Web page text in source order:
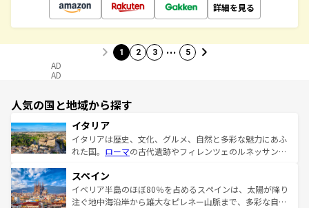
詳細を見る
1 2 3 … 5
AD
AD
人気の国と地域から探す
イタリア
イタリアは歴史、文化、グルメ、自然と多彩な魅力にあふ
れた国。 ローマの古代遺跡やフィレンツェのルネッサンス
ろん、トスカーナの美しい田園風景やアマルフィ海岸の絶
景など、自然景観も見逃せない。観光の合間には、本場の
ピザやパスタなど、絶品のイタリア料理を堪能することも
スペイン
イベリア半島のほぼ80％を占めるスペインは、太陽が降り
注ぐ地中海沿岸から雄大なピレネー山脈まで、多彩な自然